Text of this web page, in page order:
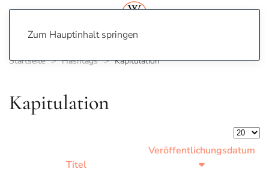
Zum Hauptinhalt springen
Startseite Hashtags Kapitulation
Kapitulation
Titel
Veröffentlichungsdatum